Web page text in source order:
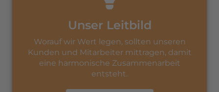
Unser Leitbild
Worauf wir Wert legen, sollten unseren
Kunden und Mitarbeiter mittragen, damit
eine harmonische Zusammenarbeit
entsteht.